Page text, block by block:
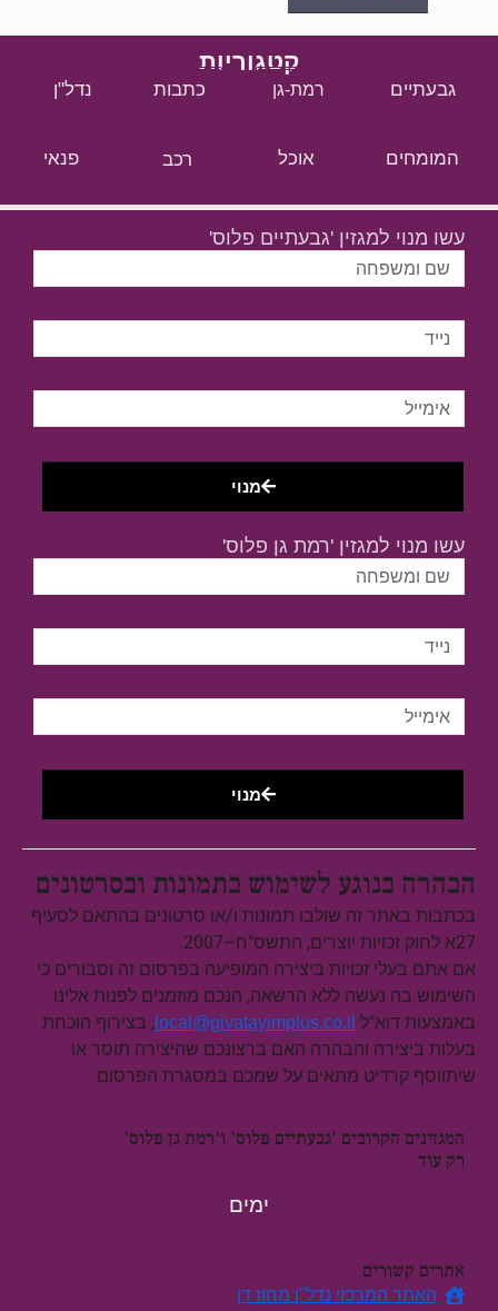
קטגוריות
גבעתיים רמת-גן כתבות נדל"ן
המומחים אוכל רכב פנאי
עשו מנוי למגזין 'גבעתיים פלוס'
מנוי
עשו מנוי למגזין 'רמת גן פלוס'
מנוי
הבהרה בנוגע לשימוש בתמונות ובסרטונים
בכתבות באתר זה שולבו תמונות ו/או סרטונים בהתאם לסעיף
27א לחוק זכויות יוצרים, התשס"ח–2007.
אם אתם בעלי זכויות ביצירה המופיעה בפרסום זה וסבורים כי
השימוש בה נעשה ללא הרשאה, הנכם מוזמנים לפנות אלינו
באמצעות דוא"ל local@givatayimplus.co.il , בצירוף הוכחת
בעלות ביצירה והבהרה האם ברצונכם שהיצירה תוסר או
שיתווסף קרדיט מתאים על שמכם במסגרת הפרסום
המגזינים הקרובים 'גבעתיים פלוס' ו'רמת גן פלוס'
רק עוד
ימים
אתרים קשורים
האתר המרכזי נדל"ן מחוז דן